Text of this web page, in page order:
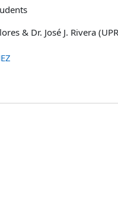
& Dr. José J. Rivera